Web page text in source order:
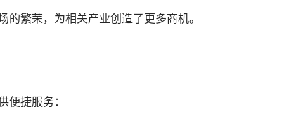
繁荣，为相关产业创造了更多商机。
便捷服务：